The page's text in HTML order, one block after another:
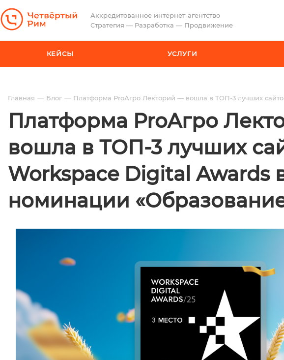
Аккредитованное интернет-агентство
Стратегия — Разработка — Продвижение
КЕЙСЫ УСЛУГИ
Главная Блог Платформа ProАгро Лекторий — вошла в ТОП-3 лучших
Платформа ProАгро
вошла в ТОП-3 лучших
Workspace Digital Awards
номинации